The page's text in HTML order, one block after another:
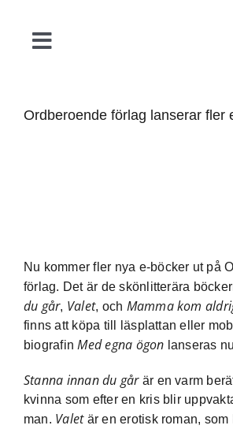
innehålletToggle
Press
Kontakt
Ordberoende förlag lanserar fler
Nu kommer fler nya e-böcker ut på
förlag. Det är de skönlitterära
du går, Valet, och Mamma kom
finns att köpa till läsplattan eller
biografin Med egna ögon lanseras
Stanna innan du gårär en varm
kvinna som efter en kris blir
man. Valet är en erotisk roman, som